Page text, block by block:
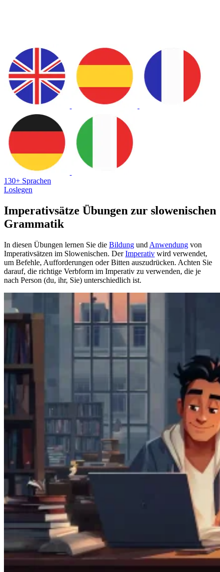
130+ Sprachen
Loslegen
Imperativsätze Übungen zur slowenischen
Grammatik
In diesen Übungen lernen Sie die Bildung und Anwendung von
Imperativsätzen im Slowenischen. DerImperativ wird verwendet,
um Befehle, Aufforderungen oder Bitten auszudrücken. Achten Sie
darauf, die richtige Verbform im Imperativ zu verwenden, die je
nach Person (du, ihr, Sie) unterschiedlich ist.